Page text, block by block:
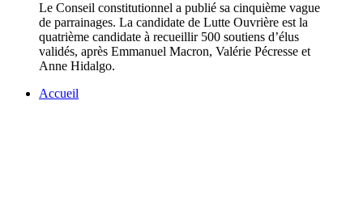
Le Conseil constitutionnel a publié sa cinquième vague
de parrainages. La candidate de Lutte Ouvrière est la
quatrième candidate à recueillir 500 soutiens d’élus
validés, après Emmanuel Macron, Valérie Pécresse et
Anne Hidalgo.
Accueil